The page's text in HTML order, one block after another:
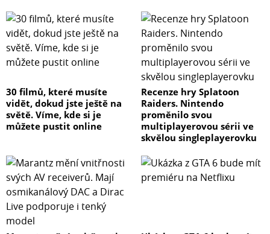
30 filmů, které musíte
vidět, dokud jste ještě na
světě. Víme, kde si je
můžete pustit online
Recenze hry Splatoon
Raiders. Nintendo
proměnilo svou
multiplayerovou sérii ve
skvělou singleplayerovku